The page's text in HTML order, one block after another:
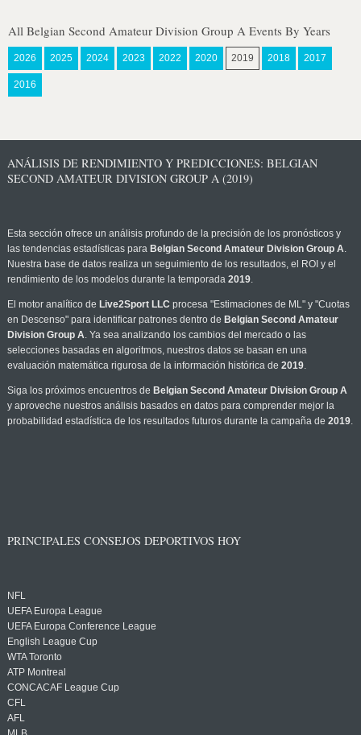
All Belgian Second Amateur Division Group A Events By Years
2026 2025 2024 2023 2022 2020 2019 2018 2017
2016
ANÁLISIS DE RENDIMIENTO Y PREDICCIONES: BELGIAN
SECOND AMATEUR DIVISION GROUP A (2019)
Esta sección ofrece un análisis profundo de la precisión de los pronósticos y
las tendencias estadísticas para Belgian Second Amateur Division Group A.
Nuestra base de datos realiza un seguimiento de los resultados, el ROI y el
rendimiento de los modelos durante la temporada 2019.
El motor analítico de Live2Sport LLC procesa "Estimaciones de ML" y "Cuotas
en Descenso" para identificar patrones dentro de Belgian Second Amateur
Division Group A. Ya sea analizando los cambios del mercado o las
selecciones basadas en algoritmos, nuestros datos se basan en una
evaluación matemática rigurosa de la información histórica de 2019.
Siga los próximos encuentros de Belgian Second Amateur Division Group A
y aproveche nuestros análisis basados en datos para comprender mejor la
probabilidad estadística de los resultados futuros durante la campaña de 2019.
PRINCIPALES CONSEJOS DEPORTIVOS HOY
NFL
UEFA Europa League
UEFA Europa Conference League
English League Cup
WTA Toronto
ATP Montreal
CONCACAF League Cup
CFL
AFL